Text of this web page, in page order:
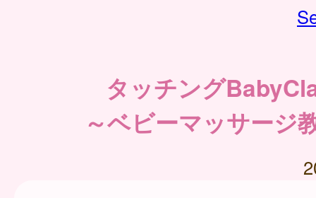
タッチング
～ベビーマッサージ